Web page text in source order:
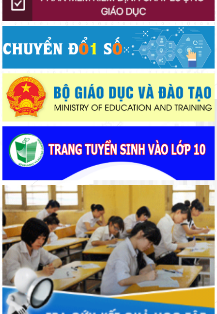
gia đình
Lâm Đồng chủ động ứng phó nguy cơ thiếu nước do El Nino
công lập tại các địa phương
chính sách giáo dục hòa nhập
Phó Chủ tịch UBND tỉnh Lâm Đồng Nguyễn Minh kiểm tra tiến
độ Dự án Trường TH&THCS Xuân Hương
Thắp sáng văn hóa đọc từ những “Thư viện thân thiện”
Bộ Giáo dục và Đào tạo triển khai 100 ngày tháo gỡ các điểm
nghẽn về chuyển đổi số
giáo viên
trường định hướng XHCN trong kỷ nguyên mới - Bài 1: Khẳng
định tư tưởng Hồ Chí Minh, đấu tranh với luận điệu xuyên tạc
Thí điểm giáo dục AI góp phần đổi mới quản trị, nâng cao hiệu
quả hoạt động giáo dục
Từ khát vọng dân giàu, nước mạnh đến lý luận kinh tế thị
trường định hướng XHCN trong kỷ nguyên mới - Bài 2: Khơi
thông nguồn lực, vững bước tiến vào kỷ nguyên mới (tiếp theo
và hết)
cho năm học 2026 - 2027
Phường Xuân Trường – Đà Lạt: trang bị kiến thức, kỹ năng
phòng, chống đuối nước và sơ cấp cứu cho thanh thiếu nhi